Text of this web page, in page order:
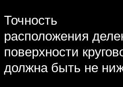
Точность
расположения
поверхности
должна быть не